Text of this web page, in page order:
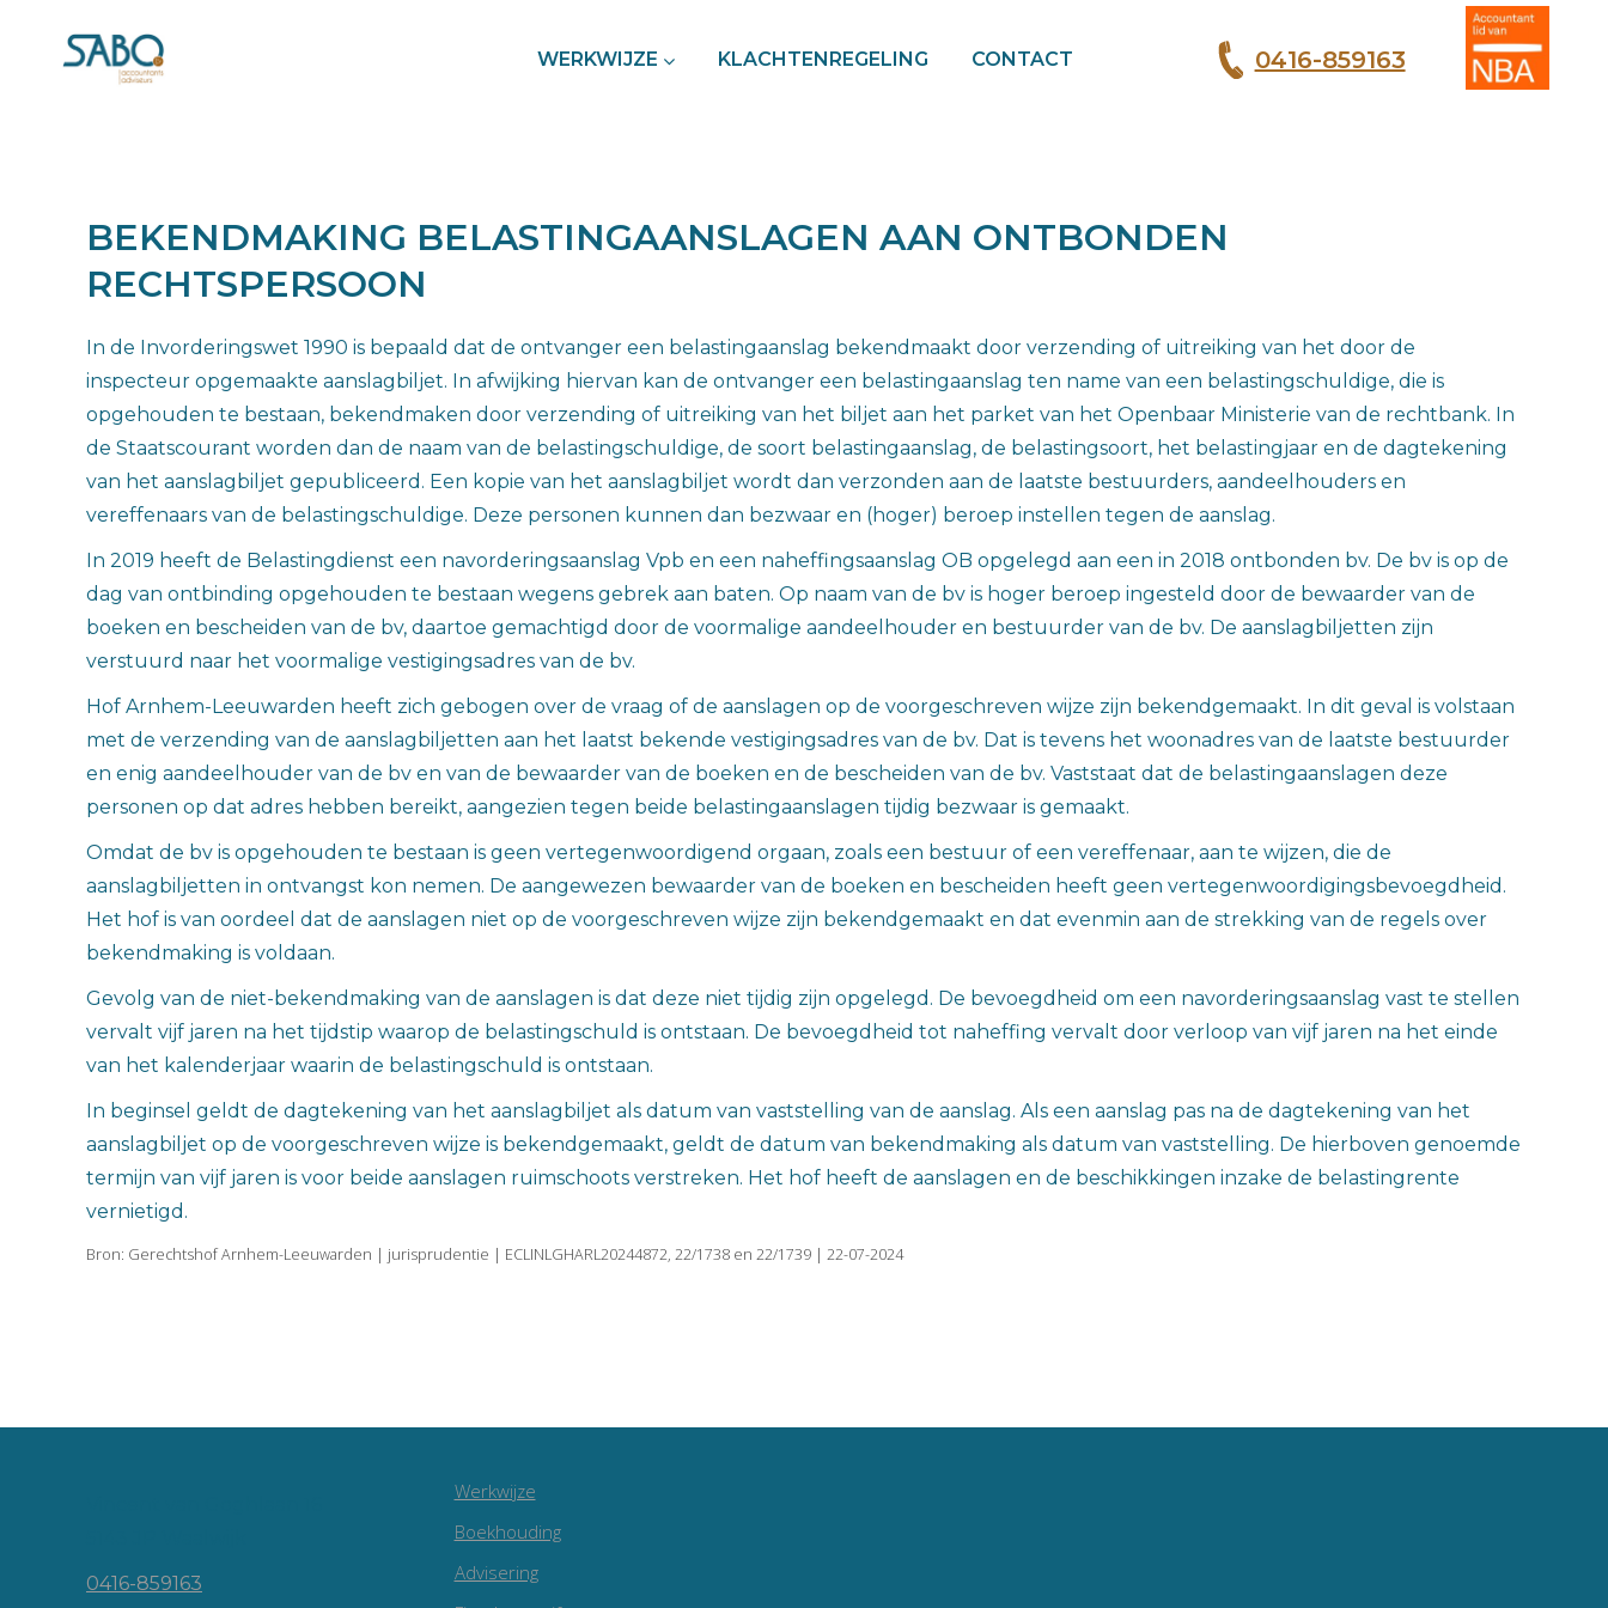
WERKWIJZE KLACHTENREGELING CONTACT 0416-859163
BEKENDMAKING BELASTINGAANSLAGEN AAN ONTBONDEN
RECHTSPERSOON
In de Invorderingswet 1990 is bepaald dat de ontvanger een belastingaanslag bekendmaakt door verzending of uitreiking van het door de
inspecteur opgemaakte aanslagbiljet. In afwijking hiervan kan de ontvanger een belastingaanslag ten name van een belastingschuldige, die is
opgehouden te bestaan, bekendmaken door verzending of uitreiking van het biljet aan het parket van het Openbaar Ministerie van de rechtbank. In
de Staatscourant worden dan de naam van de belastingschuldige, de soort belastingaanslag, de belastingsoort, het belastingjaar en de dagtekening
van het aanslagbiljet gepubliceerd. Een kopie van het aanslagbiljet wordt dan verzonden aan de laatste bestuurders, aandeelhouders en
vereffenaars van de belastingschuldige. Deze personen kunnen dan bezwaar en (hoger) beroep instellen tegen de aanslag.
In 2019 heeft de Belastingdienst een navorderingsaanslag Vpb en een naheffingsaanslag OB opgelegd aan een in 2018 ontbonden bv. De bv is op de
dag van ontbinding opgehouden te bestaan wegens gebrek aan baten. Op naam van de bv is hoger beroep ingesteld door de bewaarder van de
boeken en bescheiden van de bv, daartoe gemachtigd door de voormalige aandeelhouder en bestuurder van de bv. De aanslagbiljetten zijn
verstuurd naar het voormalige vestigingsadres van de bv.
Hof Arnhem-Leeuwarden heeft zich gebogen over de vraag of de aanslagen op de voorgeschreven wijze zijn bekendgemaakt. In dit geval is volstaan
met de verzending van de aanslagbiljetten aan het laatst bekende vestigingsadres van de bv. Dat is tevens het woonadres van de laatste bestuurder
en enig aandeelhouder van de bv en van de bewaarder van de boeken en de bescheiden van de bv. Vaststaat dat de belastingaanslagen deze
personen op dat adres hebben bereikt, aangezien tegen beide belastingaanslagen tijdig bezwaar is gemaakt.
Omdat de bv is opgehouden te bestaan is geen vertegenwoordigend orgaan, zoals een bestuur of een vereffenaar, aan te wijzen, die de
aanslagbiljetten in ontvangst kon nemen. De aangewezen bewaarder van de boeken en bescheiden heeft geen vertegenwoordigingsbevoegdheid.
Het hof is van oordeel dat de aanslagen niet op de voorgeschreven wijze zijn bekendgemaakt en dat evenmin aan de strekking van de regels over
bekendmaking is voldaan.
Gevolg van de niet-bekendmaking van de aanslagen is dat deze niet tijdig zijn opgelegd. De bevoegdheid om een navorderingsaanslag vast te stellen
vervalt vijf jaren na het tijdstip waarop de belastingschuld is ontstaan. De bevoegdheid tot naheffing vervalt door verloop van vijf jaren na het einde
van het kalenderjaar waarin de belastingschuld is ontstaan.
In beginsel geldt de dagtekening van het aanslagbiljet als datum van vaststelling van de aanslag. Als een aanslag pas na de dagtekening van het
aanslagbiljet op de voorgeschreven wijze is bekendgemaakt, geldt de datum van bekendmaking als datum van vaststelling. De hierboven genoemde
termijn van vijf jaren is voor beide aanslagen ruimschoots verstreken. Het hof heeft de aanslagen en de beschikkingen inzake de belastingrente
vernietigd.
Bron: Gerechtshof Arnhem-Leeuwarden | jurisprudentie | ECLINLGHARL20244872, 22/1738 en 22/1739 | 22-07-2024
0416-859163
Werkwijze
Boekhouding
Advisering